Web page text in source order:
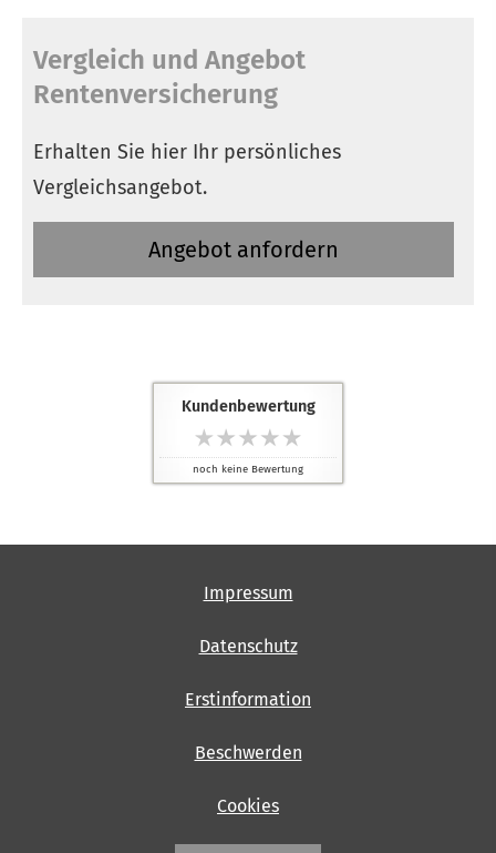
Vergleich und Angebot
Rentenversicherung
Erhalten Sie hier Ihr persönliches
Vergleichsangebot.
An­ge­bot an­for­dern
Kundenbewertung
noch keine Bewertung
Impressum
Datenschutz
Erstinformation
Beschwerden
Cookies